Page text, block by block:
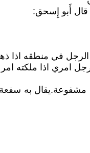
قال أَبو إِسحق:
مشفوعة.يقال به